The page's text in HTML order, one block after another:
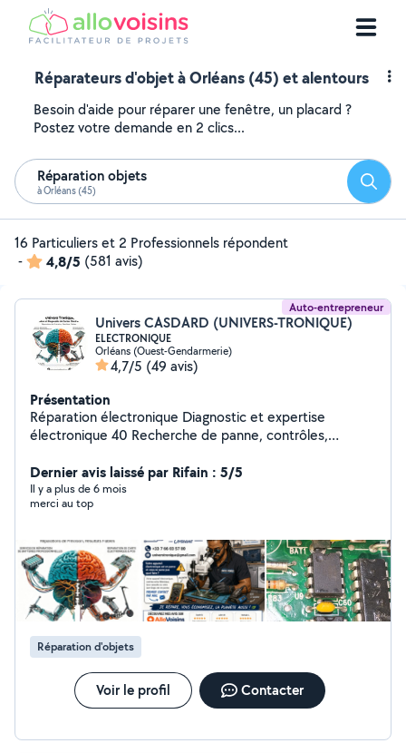
Réparateurs d'objet à Orléans (45) et alentours
Besoin d'aide pour réparer une fenêtre, un placard ?
Postez votre demande en 2 clics...
Réparation objets
à Orléans (45)
16 Particuliers et 2 Professionnels répondent
-
4,8/5 (581 avis)
Auto-entrepreneur
Univers CASDARD (UNIVERS-TRONIQUE)
ELECTRONIQUE
Orléans (Ouest-Gendarmerie)
4,7/5 (49 avis)
Présentation
Réparation électronique Diagnostic et expertise
électronique 40 Recherche de panne, contrôles,
électronique Cartes électroniques, électroménager,
alimentation, plaques de cuisson, réfrigérateurs, lave-
linges, sèche-linges, fours, lave-vaisselles et autres
professionnelle/partie particulier 60 Nettoyage
complet, détartrage et contrôle de fonctionnement.
Location machine à café 120 / mois Jusqu'à 70
cafés/heure 1 détartrage par mois inclus Maintenance
et assistance technique Professionnels et particuliers
Intervention rapide, solutions économiques et
réparations durables.
Dernier avis laissé par Rifain : 5/5
Il y a plus de 6 mois
merci au top
Réparation d'objets
Voir le profil Contacter